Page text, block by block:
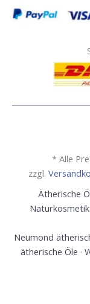
* Alle
zzgl.
Ätherische
Naturkosmetik
Neumond
ätherische Öle ·